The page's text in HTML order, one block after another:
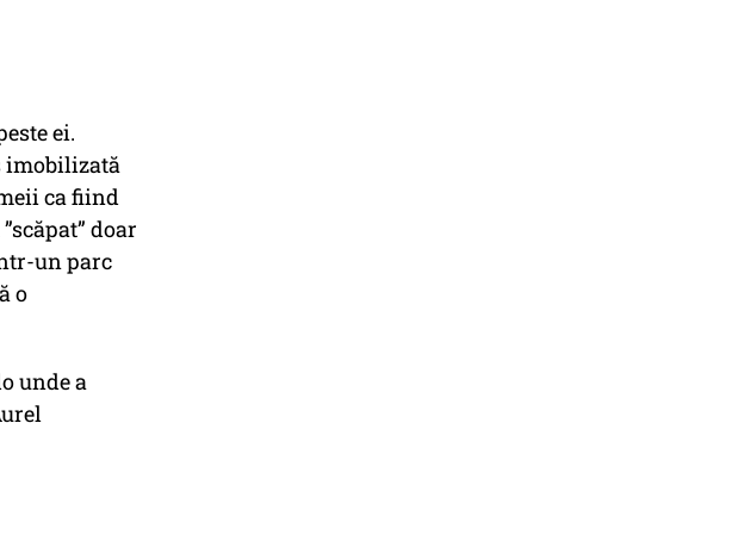
ei.
imobilizată
ca fiind
doar
un parc
o
unde a